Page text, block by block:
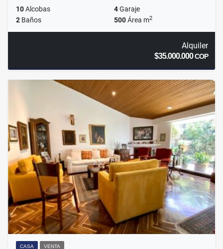
10Alcobas 4Garaje
2 Baños 500Área m2
Alquiler
$35.000.000COP
CASA VENTA